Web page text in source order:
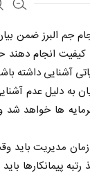
جام جم البرز ضمن
انجام دهند
آشنایی داشته
به دلیل عدم
ها خواهد شد
مدیریت باید
پیمانکارها